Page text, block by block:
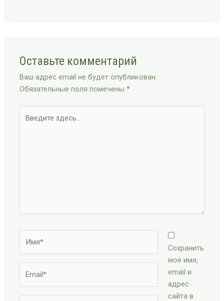
Оставьте комментарий
Ваш адрес email не будет опубликован.
Обязательные поля помечены*
здесь...
Сохранить
моё имя,
email и
адрес
сайта в